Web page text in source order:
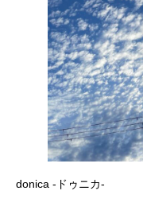
donica -ドゥニカ-